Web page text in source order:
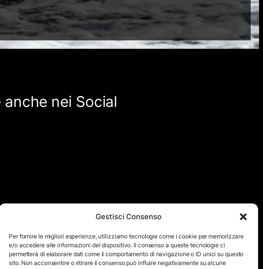
Gestisci Consenso
Per fornire le migliori esperienze, utilizziamo tecnologie come i cookie per memorizzare
e/o accedere alle informazioni del dispositivo. Il consenso a queste tecnologie ci
permetterà di elaborare dati come il comportamento di navigazione o ID unici su questo
sito. Non acconsentire o ritirare il consenso può influire negativamente su alcune
nei Social
in quanto viene aggiornato ad intervalli non regolari. Le immagini
comprensivo di testi e immagini, eccetto dove espressamente
senza esplicita autorizzazione scritta da parte dello staff di ”Il Mare